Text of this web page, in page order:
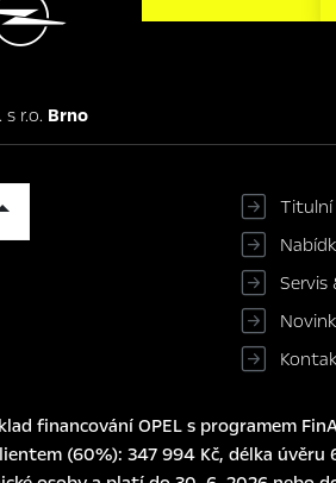
s r.o. Brno
Titulní
Servis
financování OPEL s programem
(60%): 347 994 Kč, délka